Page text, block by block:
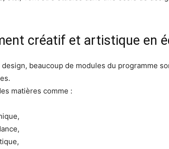
créatif et artistique en
beaucoup de modules du programme
matières comme :